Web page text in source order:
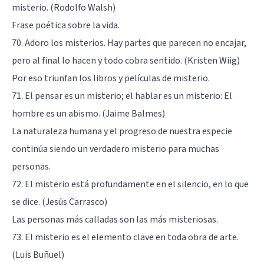
misterio. (Rodolfo Walsh)
Frase poética sobre la vida.
70. Adoro los misterios. Hay partes que parecen no encajar,
pero al final lo hacen y todo cobra sentido. (Kristen Wiig)
Por eso triunfan los libros y películas de misterio.
71. El pensar es un misterio; el hablar es un misterio: El
hombre es un abismo. (Jaime Balmes)
La naturaleza humana y el progreso de nuestra especie
continúa siendo un verdadero misterio para muchas
personas.
72. El misterio está profundamente en el silencio, en lo que
se dice. (Jesús Carrasco)
Las personas más calladas son las más misteriosas.
73. El misterio es el elemento clave en toda obra de arte.
(Luis Buñuel)